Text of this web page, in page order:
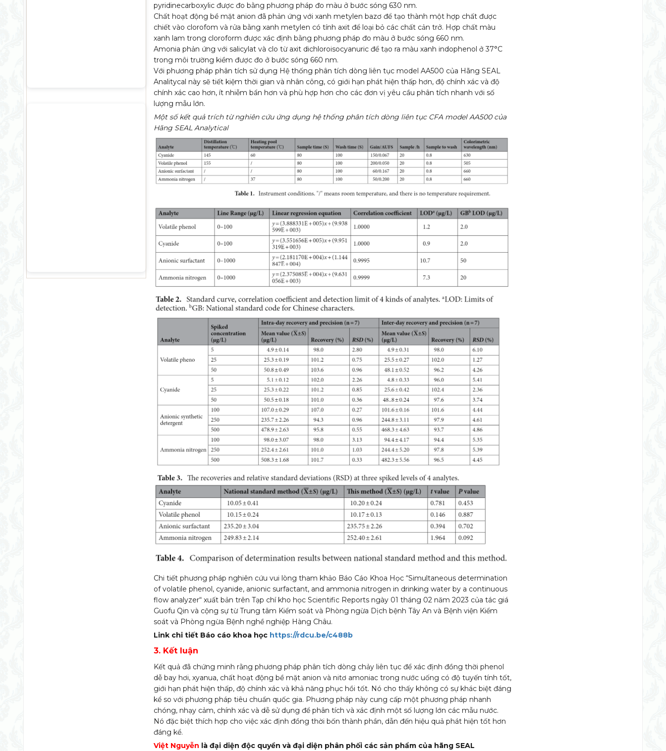
pyridinecarboxylic được đo bằng phương pháp đo màu ở bước sóng 630 nm.
Chất hoạt động bề mặt anion đã phản ứng với xanh metylen bazơ để tạo thành một hợp chất được
chiết vào clorofom và rửa bằng xanh metylen có tính axit để loại bỏ các chất cản trở. Hợp chất màu
xanh lam trong cloroform được xác định bằng phương pháp đo màu ở bước sóng 660 nm.
Amonia phản ứng với salicylat và clo từ axit dichloroisocyanuric để tạo ra màu xanh indophenol ở 37°C
trong môi trường kiềm được đo ở bước sóng 660 nm.
Với phương pháp phân tích sử dụng Hệ thống phân tích dòng liên tục model AA500 của Hãng SEAL
Analitycal này sẽ tiết kiệm thời gian và nhân công, có giới hạn phát hiện thấp hơn, độ chính xác và độ
chính xác cao hơn, ít nhiễm bẩn hơn và phù hợp hơn cho các đơn vị yêu cầu phân tích nhanh với số
lượng mẫu lớn.
Một số kết quả trích từ nghiên cứu ứng dụng hệ thống phân tích dòng liên tục CFA model AA500 của
Hãng SEAL Analytical
Chi tiết phương pháp nghiên cứu vui lòng tham khảo Báo Cáo Khoa Học “Simultaneous determination
of volatile phenol, cyanide, anionic surfactant, and ammonia nitrogen in drinking water by a continuous
flow analyzer“ xuất bản trên Tạp chí kho học Scientific Reports ngày 01 tháng 02 năm 2023 của tác giá
Guofu Qin và cộng sự từ Trung tâm Kiểm soát và Phòng ngừa Dịch bệnh Tây An và Bệnh viện Kiểm
soát và Phòng ngừa Bệnh nghề nghiệp Hàng Châu.
Link chi tiết Báo cáo khoa học https://rdcu.be/c488b
3. Kết luận
Kết quả đã chứng minh rằng phương pháp phân tích dòng chảy liên tục để xác định đồng thời phenol
dễ bay hơi, xyanua, chất hoạt động bề mặt anion và nitơ amoniac trong nước uống có độ tuyến tính tốt,
giới hạn phát hiện thấp, độ chính xác và khả năng phục hồi tốt. Nó cho thấy không có sự khác biệt đáng
kể so với phương pháp tiêu chuẩn quốc gia. Phương pháp này cung cấp một phương pháp nhanh
chóng, nhạy cảm, chính xác và dễ sử dụng để phân tích và xác định một số lượng lớn các mẫu nước.
Nó đặc biệt thích hợp cho việc xác định đồng thời bốn thành phần, dẫn đến hiệu quả phát hiện tốt hơn
đáng kể.
Việt Nguyễn là đại diện độc quyền và đại diện phân phối các sản phẩm của hãng SEAL